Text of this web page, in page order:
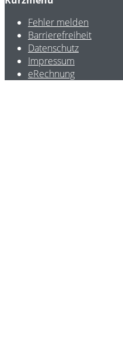
Fehler melden
Barrierefreiheit
Datenschutz
Impressum
eRechnung